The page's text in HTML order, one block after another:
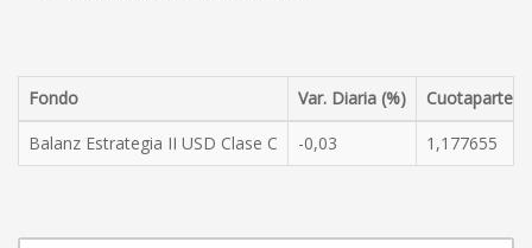
Fondo Var. Diaria (%)
Cuotaparte
Balanz Estrategia II USD Clase C
-0,03 1,177655